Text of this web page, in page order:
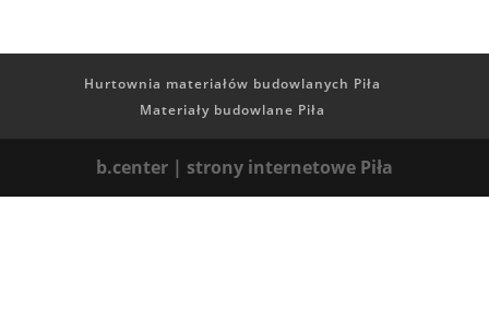
Hurtownia materiałów budowlanych Piła
Materiały budowlane Piła
b.center | strony internetowe Piła